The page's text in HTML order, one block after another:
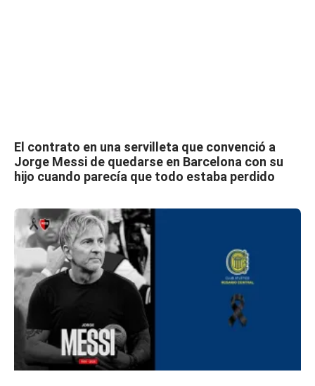
El contrato en una servilleta que convenció a
Jorge Messi de quedarse en Barcelona con su
hijo cuando parecía que todo estaba perdido